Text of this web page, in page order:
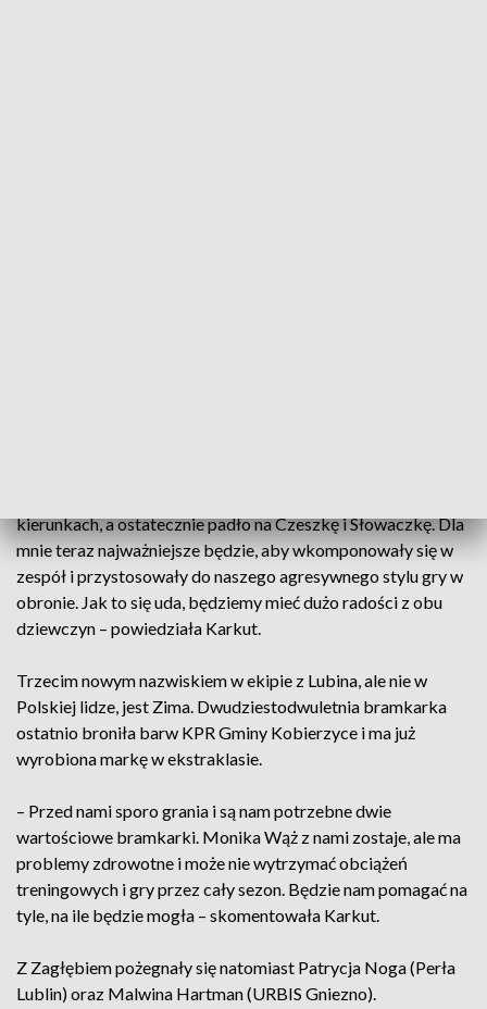
kierunkach, a ostatecznie padło na Czeszkę i Słowaczkę. Dla
mnie teraz najważniejsze będzie, aby wkomponowały się w
zespół i przystosowały do naszego agresywnego stylu gry w
obronie. Jak to się uda, będziemy mieć dużo radości z obu
dziewczyn – powiedziała Karkut.
Trzecim nowym nazwiskiem w ekipie z Lubina, ale nie w
Polskiej lidze, jest Zima. Dwudziestodwuletnia bramkarka
ostatnio broniła barw KPR Gminy Kobierzyce i ma już
wyrobiona markę w ekstraklasie.
– Przed nami sporo grania i są nam potrzebne dwie
wartościowe bramkarki. Monika Wąż z nami zostaje, ale ma
problemy zdrowotne i może nie wytrzymać obciążeń
treningowych i gry przez cały sezon. Będzie nam pomagać na
tyle, na ile będzie mogła – skomentowała Karkut.
Z Zagłębiem pożegnały się natomiast Patrycja Noga (Perła
Lublin) oraz Malwina Hartman (URBIS Gniezno).